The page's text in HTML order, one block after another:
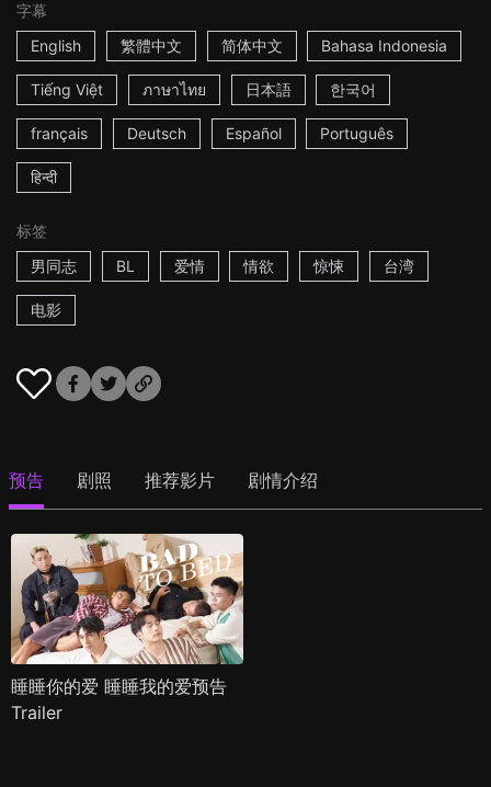
字幕
English
繁體中文 简体中文 Bahasa Indonesia
Tiếng Việt ภาษาไทย 日本語 한국어
français Deutsch Español Português
हिन्दी
标签
男同志
BL 爱情 情欲 惊悚 台湾
电影
预告 剧照 推荐影片 剧情介绍
睡睡你的爱 睡睡我的爱预告
Trailer